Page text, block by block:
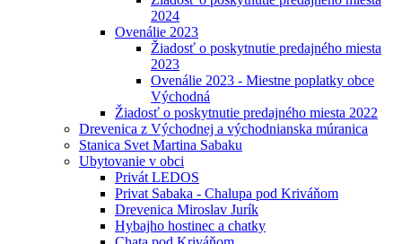
2024
Ovenálie 2023
Žiadosť o poskytnutie predajného miesta
2023
Ovenálie 2023 - Miestne poplatky obce
Východná
Žiadosť o poskytnutie predajného miesta 2022
Drevenica z Východnej a východnianska múranica
Stanica Svet Martina Sabaku
Ubytovanie v obci
Privát LEDOS
Privat Sabaka - Chalupa pod Kriváňom
Drevenica Miroslav Jurík
Hybajho hostinec a chatky